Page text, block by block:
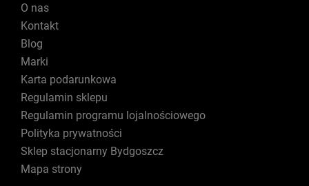
O nas
Kontakt
Blog
Marki
Karta podarunkowa
Regulamin sklepu
Regulamin programu lojalnościowego
Polityka prywatności
Sklep stacjonarny Bydgoszcz
Mapa strony